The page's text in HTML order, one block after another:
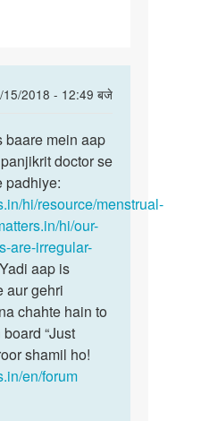
15/2018 - 12:49 बजे
baare mein aap
doctor se
padhiye:
hi/resource/menstrual-
hi/our-
are-irregular-
Yadi aap is
aur gehri
chahte hain to
“Just
shamil ho!
en/forum